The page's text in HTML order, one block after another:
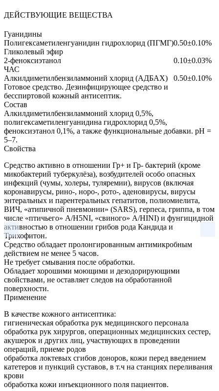
ДЕЙСТВУЮЩИЕ ВЕЩЕСТВА
Гуанидины
Полигексаметиленгуанидин гидрохлорид (ПГМГ)0.50±0.10%
Гликолевый эфир
2-феноксиэтанол
0.10±0.03%
ЧАС
Алкилдиметилбензиламмоний хлорид (АДБАХ)
0.50±0.10%
Готовое средство. Дезинфицирующее средство и
бесспиртовой кожный антисептик.
Состав
Алкилдиметилбензиламмоний хлорид 0,5%,
полигексаметиленгуанидина гидрохлорид 0,5%,
феноксиэтанол 0,1%, а также функциональные добавки. pH =
5–7.
Свойства
Средство активно в отношении Гр+ и Гр- бактерий (кроме
микобактерий туберкулёза), возбудителей особо опасных
инфекций (чумы, холеры, туляремии), вирусов (включая
коронавирусы, рино-, норо-, рото-, аденовирусы, вирусы
энтеральных и парентеральных гепатитов, полиомиелита,
ВИЧ, «атипичной пневмонии» (SARS), герпеса, гриппа, в том
числе «птичьего» А/H5NI, «свиного» А/HINI) и фунгицидной
активностью в отношении грибов рода Кандида и
Трихофитон.
Средство обладает пролонгированным антимикробным
действием не менее 5 часов.
Не требует смывания после обработки.
Обладает хорошими моющими и дезодорирующими
свойствами, не оставляет следов на обработанной
поверхности.
Применение
В качестве кожного антисептика:
гигиеническая обработка рук медицинского персонала
обработка рук хирургов, операционных медицинских сестер,
акушерок и других лиц, участвующих в проведении
операций, приеме родов
обработка локтевых сгибов доноров, кожи перед введением
катетеров и пункций суставов, в т.ч на станциях переливания
крови
обработка кожи инъекционного поля пациентов.